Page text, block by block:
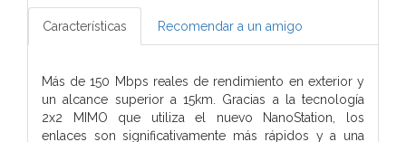
Características Recomendar a un amigo
Más de 150 Mbps reales de rendimiento en exterior y
un alcance superior a 15km. Gracias a la tecnología
2x2 MIMO que utiliza el nuevo NanoStation, los
enlaces son significativamente más rápidos y a una